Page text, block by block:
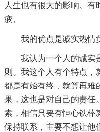
人生也有很大的影响。
疲。
我的优点是诚实热情
我认为一个人的诚实
则。我这个人有个特点，
都是有始有终，就算再难
果，这也是对自己的责任
素，相信只要有恒心铁棒
保持联系，主要不想让他